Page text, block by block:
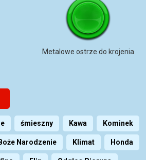
Metalowe ostrze do krojenia
śmieszny Kawa Kominek
Boże Narodzenie Klimat Honda